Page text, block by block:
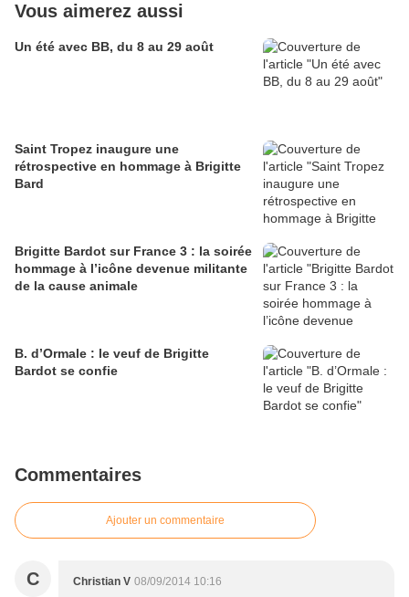
Vous aimerez aussi
Un été avec BB, du 8 au 29 août
Saint Tropez inaugure une
rétrospective en hommage à Brigitte
Bard
Brigitte Bardot sur France 3 : la soirée
hommage à l’icône devenue militante
de la cause animale
B. d’Ormale : le veuf de Brigitte
Bardot se confie
Commentaires
Ajouter un commentaire
C Christian V 08/09/2014 10:16